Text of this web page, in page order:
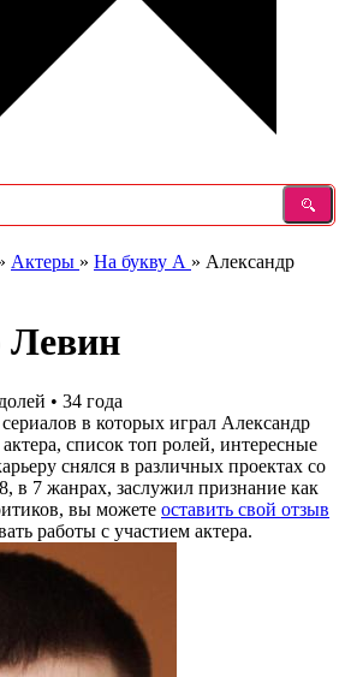
Актеры » На букву А » Александр
Левин
• 34 года
в которых играл Александр
список топ ролей, интересные
снялся в различных проектах со
в 7 жанрах, заслужил признание как
вы можете оставить свой отзыв
работы с участием актера.